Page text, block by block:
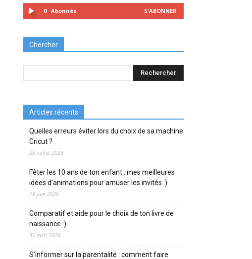
0 Abonnés S'ABONNER
Chercher
Articles récents
Quelles erreurs éviter lors du choix de sa machine
Cricut ?
28 juillet 2026
Fêter les 10 ans de ton enfant : mes meilleures
idées d’animations pour amuser les invités :)
18 juin 2026
Comparatif et aide pour le choix de ton livre de
naissance :)
30 avril 2026
S’informer sur la parentalité : comment faire